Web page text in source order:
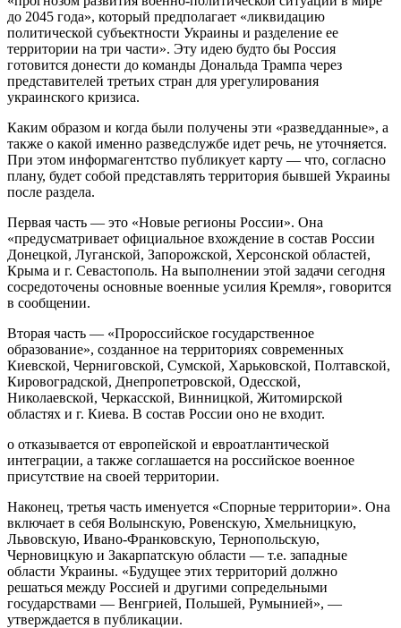
до 2045 года», который предполагает «ликвидацию
политической субъектности Украины и разделение ее
территории на три части». Эту идею будто бы Россия
готовится донести до команды Дональда Трампа через
представителей третьих стран для урегулирования
украинского кризиса.
Каким образом и когда были получены эти «разведданные», а
также о какой именно разведслужбе идет речь, не уточняется.
При этом информагентство публикует карту — что, согласно
плану, будет собой представлять территория бывшей Украины
после раздела.
Первая часть — это «Новые регионы России». Она
«предусматривает официальное вхождение в состав России
Донецкой, Луганской, Запорожской, Херсонской областей,
Крыма и г. Севастополь. На выполнении этой задачи сегодня
сосредоточены основные военные усилия Кремля», говорится
в сообщении.
Вторая часть — «Пророссийское государственное
образование», созданное на территориях современных
Киевской, Черниговской, Сумской, Харьковской, Полтавской,
Кировоградской, Днепропетровской, Одесской,
Николаевской, Черкасской, Винницкой, Житомирской
областях и г. Киева. В состав России оно не входит.
о отказывается от европейской и евроатлантической
интеграции, а также соглашается на российское военное
присутствие на своей территории.
Наконец, третья часть именуется «Спорные территории». Она
включает в себя Волынскую, Ровенскую, Хмельницкую,
Львовскую, Ивано-Франковскую, Тернопольскую,
Черновицкую и Закарпатскую области — т.е. западные
области Украины. «Будущее этих территорий должно
решаться между Россией и другими сопредельными
государствами — Венгрией, Польшей, Румынией», —
утверждается в публикации.